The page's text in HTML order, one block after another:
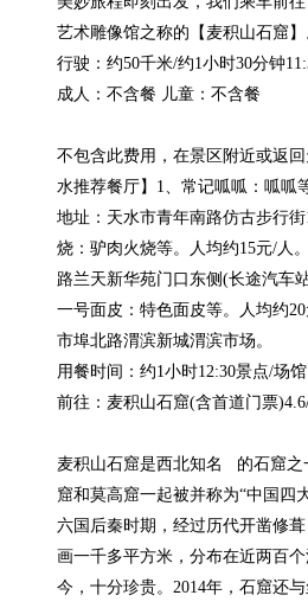
艺术雕像馆之称的【麦积山石窟】
行驶：约50千米/约1小时30分钟
成人：不含餐 儿童：不含餐
不包含此费用，在景区附近或返
水推荐餐厅】1、常记呱呱：呱呱
地址：天水市青年南路仿古步行
烧：驴肉火烧等。人均约15元/人
路兰天新华苑门口东侧(长途汽车
一号面皮：特色面皮等。人均约
市埠北路渭滨新城渭滨市场。
用餐时间：约1小时12:30景点/场馆
前往：麦积山石窟(含首道门票
麦积山石窟是西北知名   的石窟
窟和莫高窟一起被并称为“中国四
六国后秦时期，经过历代开凿修
画一千多平方米，分布在近两百
今，十分珍贵。2014年，石窟还